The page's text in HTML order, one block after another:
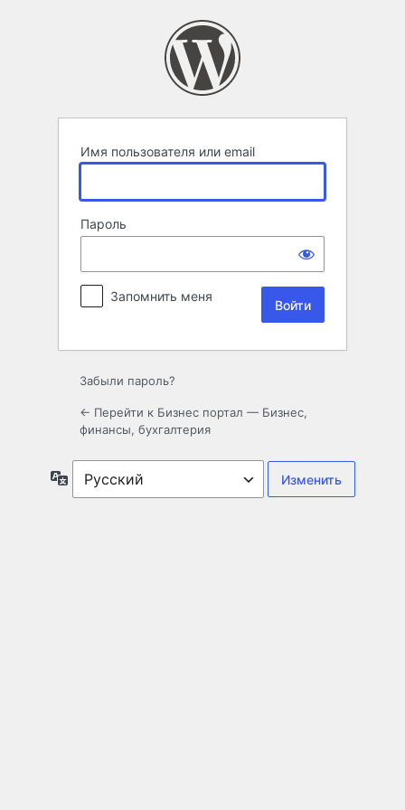
Имя пользователя или email
Пароль
Запомнить меня
Забыли пароль?
← Перейти к Бизнес портал — Бизнес,
финансы, бухгалтерия
Язык